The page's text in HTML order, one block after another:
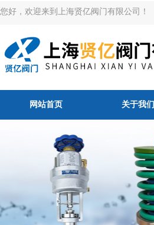
您好，欢迎来到上海贤亿阀门有限公司！
网站首页 关于我们